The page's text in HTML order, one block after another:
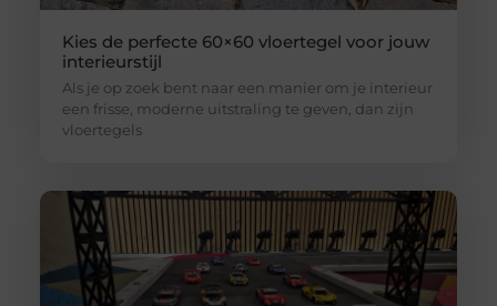
Kies de perfecte 60×60 vloertegel voor jouw
interieurstijl
Als je op zoek bent naar een manier om je interieur
een frisse, moderne uitstraling te geven, dan zijn
vloertegels